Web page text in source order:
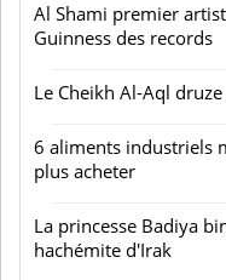
Al Shami premier
Guinness des records
Le Cheikh Al-Aql
6 aliments industriels
plus acheter
La princesse Badiya
hachémite d'Irak